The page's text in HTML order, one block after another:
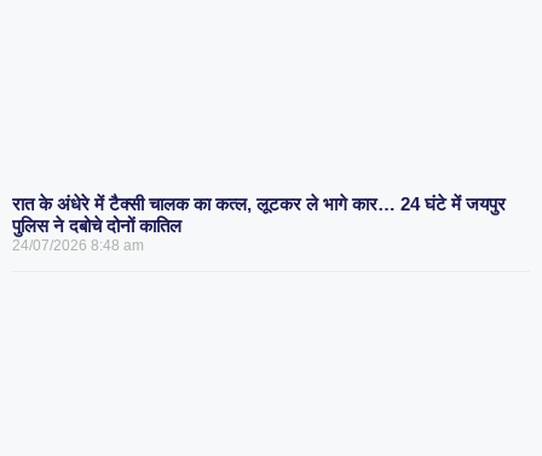
रात के अंधेरे में टैक्सी चालक का कत्ल, लूटकर ले भागे कार… 24 घंटे में जयपुर
पुलिस ने दबोचे दोनों कातिल
24/07/2026 8:48 am